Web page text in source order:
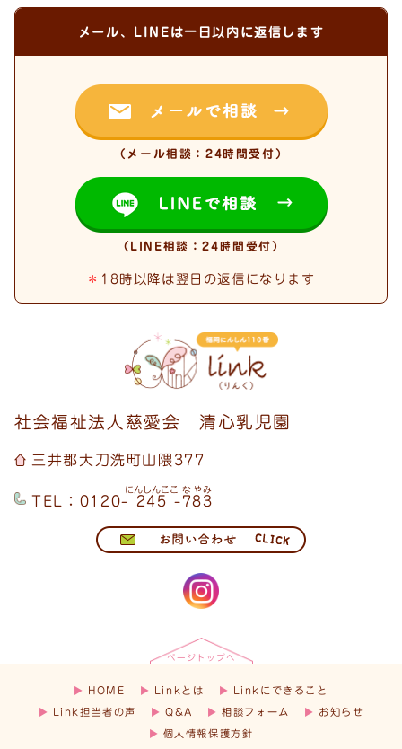
メール、LINEは一日以内に返信します
（メール相談：24時間受付）
（LINE相談：24時間受付）
＊ 18時以降は翌日の返信になります
社会福祉法人慈愛会 清心乳児園
三井郡大刀洗町山隈377
TEL： 0120- 245
にんしんここ
-783
なやみ
ページトップへ
HOME Linkとは Linkにできること
Link担当者の声 Q&A 相談フォーム お知らせ
個人情報保護方針